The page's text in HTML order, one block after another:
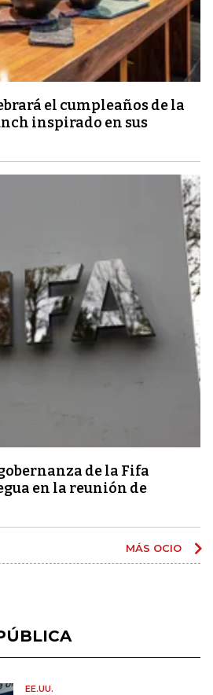
el cumpleaños de la
inspirado en sus
de la Fifa
en la reunión de
MÁS OCIO
EE.UU.